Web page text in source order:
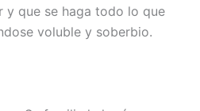
y que se haga todo lo que
voluble y soberbio.